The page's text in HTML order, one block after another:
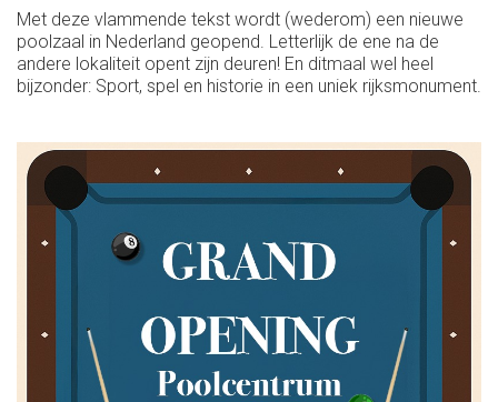
Met deze vlammende tekst wordt (wederom) een nieuwe
poolzaal in Nederland geopend. Letterlijk de ene na de
andere lokaliteit opent zijn deuren! En ditmaal wel heel
bijzonder: Sport, spel en historie in een uniek rijksmonument.